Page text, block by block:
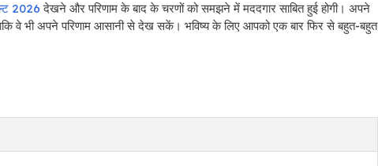
2026 देखने और परिणाम के बाद के चरणों को समझने में मददगार साबित हुई होगी। अपने
वे भी अपने परिणाम आसानी से देख सकें। भविष्य के लिए आपको एक बार फिर से बहुत-बहुत